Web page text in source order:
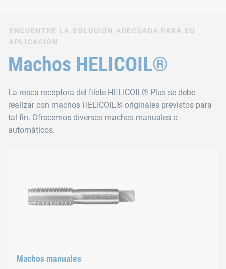
ENCUENTRE LA SOLUCIÓN ADECUADA PARA SU
APLICACIÓN
Machos HELICOIL®
La rosca receptora del filete HELICOIL® Plus se debe
realizar con machos HELICOIL® originales previstos para
tal fin. Ofrecemos diversos machos manuales o
automáticos.
Machos manuales